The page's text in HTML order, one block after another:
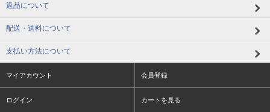
返品について
配送・送料について
支払い方法について
マイアカウント 会員登録
ログイン カートを見る